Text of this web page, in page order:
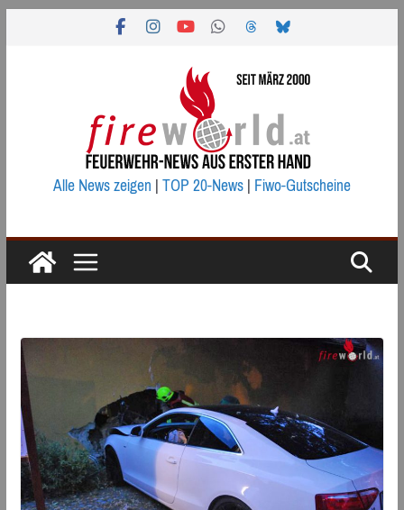
Alle News zeigen|TOP 20-News|Fiwo-Gutscheine